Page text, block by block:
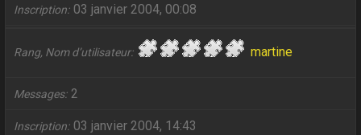
Inscription 03 janvier 2004, 00:08
Rang, Nom d’utilisateur martine
Messages 2
Inscription 03 janvier 2004, 14:43